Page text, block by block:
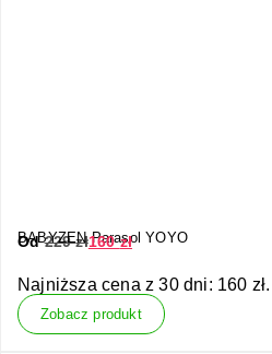
BABYZEN Parasol YOYO
Od229zł160zł
Najniższa cena z 30 dni: 160 zł.
Zobacz produkt